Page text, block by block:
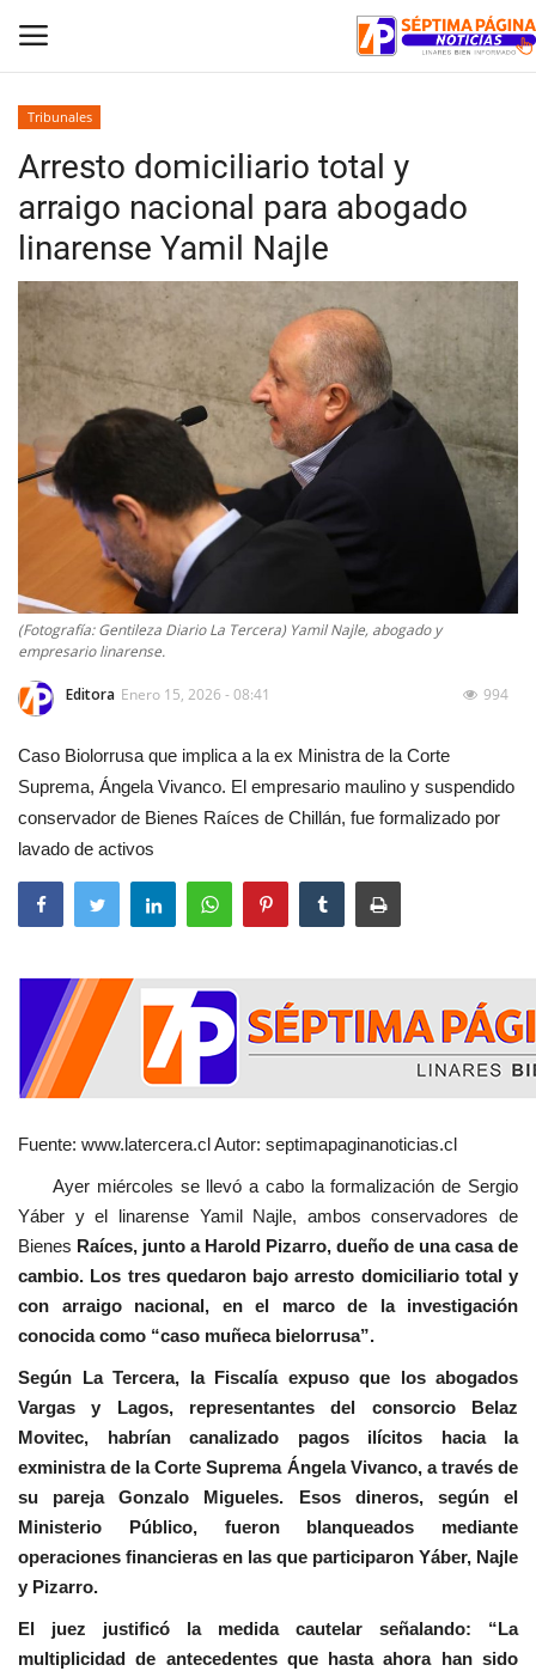
Inicio
Crónica
Policial
Tribunales
Deporte
Política
Espectáculos
Tribunales
Arresto domiciliario total y
arraigo nacional para abogado
linarense Yamil Najle
(Fotografía: Gentileza Diario La Tercera) Yamil Najle, abogado y
empresario linarense.
Editora Enero 15, 2026 - 08:41 994
Caso Biolorrusa que implica a la ex Ministra de la Corte
Suprema, Ángela Vivanco. El empresario maulino y suspendido
conservador de Bienes Raíces de Chillán, fue formalizado por
lavado de activos
Fuente: www.latercera.cl Autor: septimapaginanoticias.cl
Ayer miércoles se llevó a cabo la formalización de Sergio
Yáber y el linarense Yamil Najle, ambos conservadores de
Bienes Raíces, junto a Harold Pizarro, dueño de una casa de
cambio. Los tres quedaron bajo arresto domiciliario total y
con arraigo nacional, en el marco de la investigación
conocida como “caso muñeca bielorrusa”.
Según La Tercera, la Fiscalía expuso que los abogados
Vargas y Lagos, representantes del consorcio Belaz
Movitec, habrían canalizado pagos ilícitos hacia la
exministra de la Corte Suprema Ángela Vivanco, a través de
su pareja Gonzalo Migueles. Esos dineros, según el
Ministerio Público, fueron blanqueados mediante
operaciones financieras en las que participaron Yáber, Najle
y Pizarro.
El juez justificó la medida cautelar señalando: “La
multiplicidad de antecedentes que hasta ahora han sido